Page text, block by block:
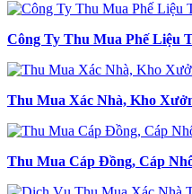
Công Ty Thu Mua Phế Liệu
Thu Mua Xác Nhà, Kho
Thu Mua Cáp Đồng, Cáp